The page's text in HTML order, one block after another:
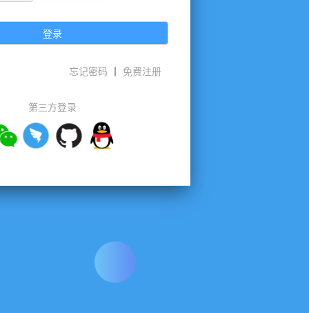
登录
免费注册
忘记密码
第三方登录